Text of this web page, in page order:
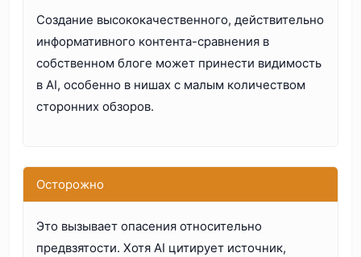
Создание высококачественного, действительно
информативного контента-сравнения в
собственном блоге может принести видимость
в AI, особенно в нишах с малым количеством
сторонних обзоров.
Осторожно
Это вызывает опасения относительно
предвзятости. Хотя AI цитирует источник,